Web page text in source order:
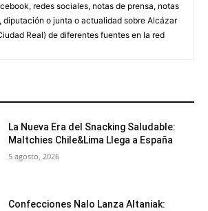
redes sociales, notas de prensa, notas
diputación o junta o actualidad sobre Alcázar
Real) de diferentes fuentes en la red
La Nueva Era del Snacking Saludable:
Maltchies Chile&Lima Llega a España
5 agosto, 2026
Confecciones Nalo Lanza Altaniak: